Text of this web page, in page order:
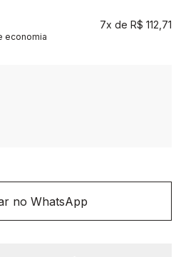
economia
7x R$ 112,71